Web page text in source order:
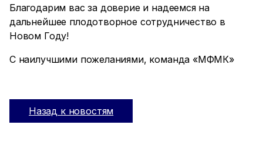
Благодарим вас за доверие и надеемся на
дальнейшее плодотворное сотрудничество в
Новом Году!
С наилучшими пожеланиями, команда «МФМК»
Назад к новостям